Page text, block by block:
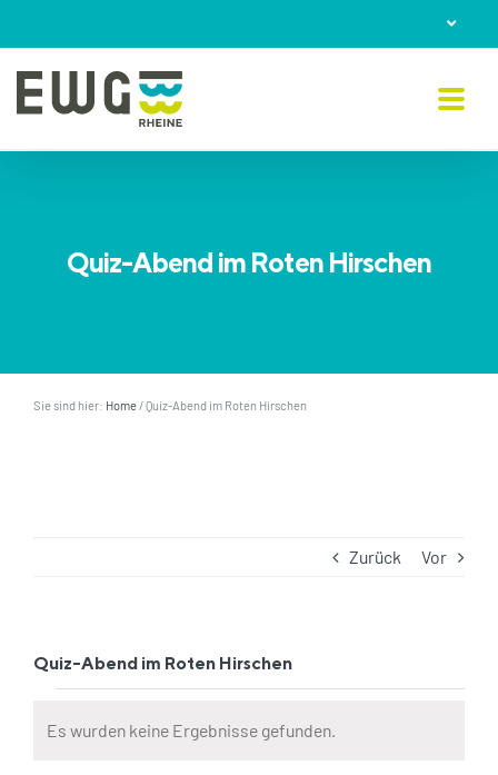
to
content
Quiz-Abend im Roten Hirschen
Sie sind hier: Home/Quiz-Abend im Roten Hirschen
Zurück Vor
Quiz-Abend im Roten Hirschen
Es wurden keine Ergebnisse gefunden.